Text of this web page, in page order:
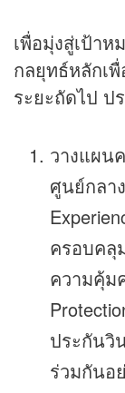
เพื่อมุ่งสู่เป้า
กลยุทธ์หลักเ
ระยะถัดไป ป
วางแผน
ศูนย์กลา
ครอบคลุ
ความคุ้ม
ประกัน
ร่วมกันอ